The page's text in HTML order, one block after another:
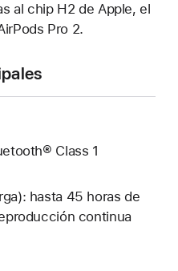
al chip H2 de Apple, el
Pro 2.
Class 1
hasta 45 horas de
continua